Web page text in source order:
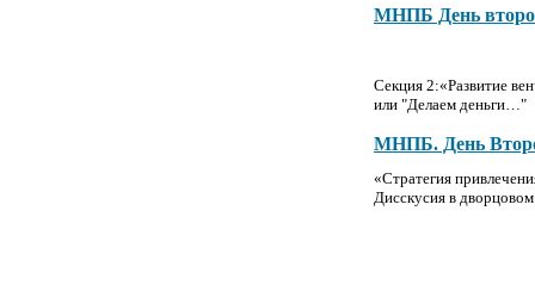
МНПБ День
Секция 2:«Развитие
или "Делаем деньги…"
МНПБ. День
«Стратегия
Дисскусия в дворцовом